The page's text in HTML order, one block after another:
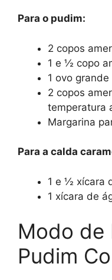
Para o pudim:
2 copos
1 e ½ copo
1 ovo
2 copos
temperatura
Margarina
Para a calda
1 e ½ xícara
1 xícara de
Modo de
Pudim